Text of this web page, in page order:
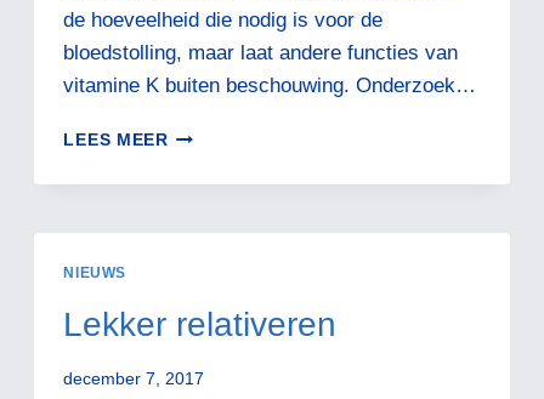
de hoeveelheid die nodig is voor de
bloedstolling, maar laat andere functies van
vitamine K buiten beschouwing. Onderzoek…
LEES MEERVITAMINE
NIEUWS
Lekker relativeren
december 7, 2017